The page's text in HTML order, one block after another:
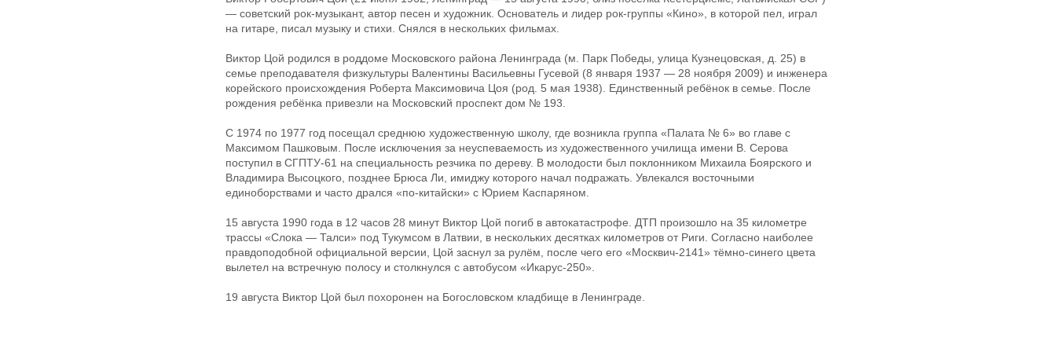
— советский рок-музыкант, автор песен и художник. Основатель и лидер рок-группы «Кино», в которой пел, играл
на гитаре, писал музыку и стихи. Снялся в нескольких фильмах.
Виктор Цой родился в роддоме Московского района Ленинграда (м. Парк Победы, улица Кузнецовская, д. 25) в
семье преподавателя физкультуры Валентины Васильевны Гусевой (8 января 1937 — 28 ноября 2009) и инженера
корейского происхождения Роберта Максимовича Цоя (род. 5 мая 1938). Единственный ребёнок в семье. После
рождения ребёнка привезли на Московский проспект дом № 193.
С 1974 по 1977 год посещал среднюю художественную школу, где возникла группа «Палата № 6» во главе с
Максимом Пашковым. После исключения за неуспеваемость из художественного училища имени В. Серова
поступил в СГПТУ-61 на специальность резчика по дереву. В молодости был поклонником Михаила Боярского и
Владимира Высоцкого, позднее Брюса Ли, имиджу которого начал подражать. Увлекался восточными
единоборствами и часто дрался «по-китайски» с Юрием Каспаряном.
15 августа 1990 года в 12 часов 28 минут Виктор Цой погиб в автокатастрофе. ДТП произошло на 35 километре
трассы «Слока — Талси» под Тукумсом в Латвии, в нескольких десятках километров от Риги. Согласно наиболее
правдоподобной официальной версии, Цой заснул за рулём, после чего его «Москвич-2141» тёмно-синего цвета
вылетел на встречную полосу и столкнулся с автобусом «Икарус-250».
19 августа Виктор Цой был похоронен на Богословском кладбище в Ленинграде.